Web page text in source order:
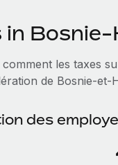
in
les taxes
de Bosnie-
des